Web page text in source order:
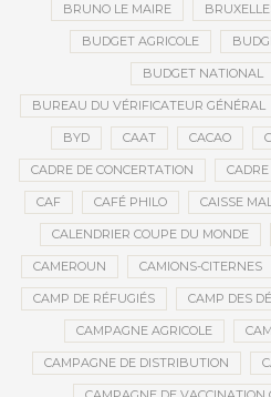
BRUNO LE MAIRE
BUDGET AGRICOLE
BUDGET NATIONAL
BUREAU DU VÉRIFICATEUR GÉNÉRAL
BYD CAAT CACAO
CADRE DE CONCERTATION
CAF CAFÉ PHILO CAISSE
CALENDRIER COUPE DU MONDE
CAMEROUN CAMIONS-CITERNES
CAMP DE RÉFUGIÉS CAMP DES
CAMPAGNE AGRICOLE
CAMPAGNE DE DISTRIBUTION